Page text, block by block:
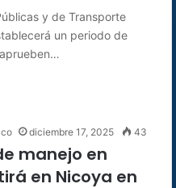
y de Transporte
un periodo de
diciembre 17, 2025 43
manejo en
en Nicoya en